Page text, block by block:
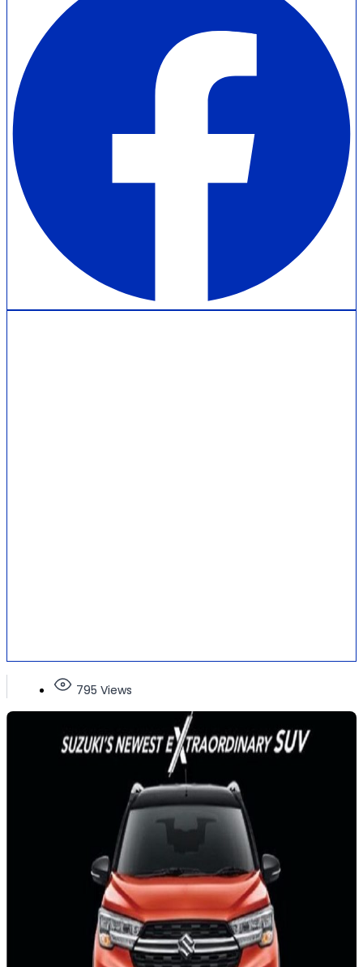
795 Views